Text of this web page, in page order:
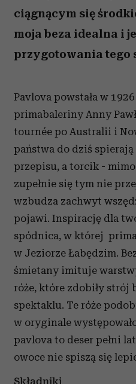
ciągnącym się
moja beza idealna i
przygotowania tego
Pavlova powstała w
primabaleriny Anny
tournée po Australii i
państwa do dziś
przepisu, a torcik -
zupełnie się tym nie
wzbudza zachwyt
pojawi. Inspirację dla
spódnica, w której
w Jeziorze Łabędzim.
śmietany imituje
róże, które zdobiły strój
spektaklu. Te róże
w oryginale
pavlova to deser pełni
owoce nie spiszą się
Składniki